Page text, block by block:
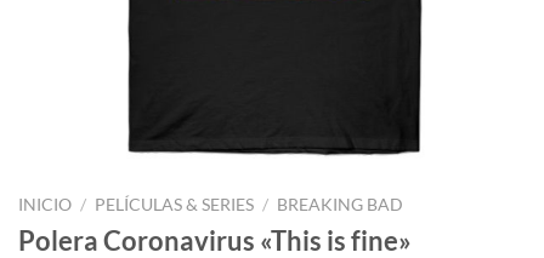
INICIO / PELÍCULAS & SERIES / BREAKING BAD
Polera Coronavirus «This is fine»